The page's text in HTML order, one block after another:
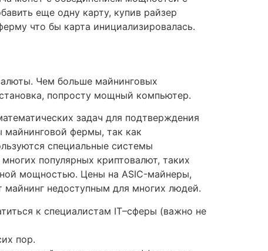
еще одну карту, купив райзер
что бы карта инициализировалась.
Чем больше майнинговых
попросту мощный компьютер.
задач для подтверждения
майнинговой фермы, так как
специальные системы
популярных криптовалют, таких
мощностью. Цены на ASIC-майнеры,
майнинг недоступным для многих людей.
к специалистам IT–сферы (важно не
пор.